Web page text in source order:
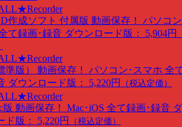
作成ソフト 付属版 動画保存！ パソコ
て録画･録音 ダウンロード版： 5,904円
準版） 動画保存！ パソコン･スマホ 全
ダウンロード版： 5,220円 （税込定価）
版 動画保存！ Mac･iOS 全て録画･録音
ド版： 5,220円
（税込定価）